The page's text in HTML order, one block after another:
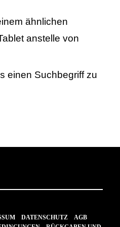
ähnlichen
anstelle von
einen Suchbegriff zu
DATENSCHUTZ
AGB